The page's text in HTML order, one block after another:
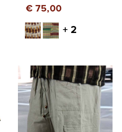
€ 75,00
+ 2